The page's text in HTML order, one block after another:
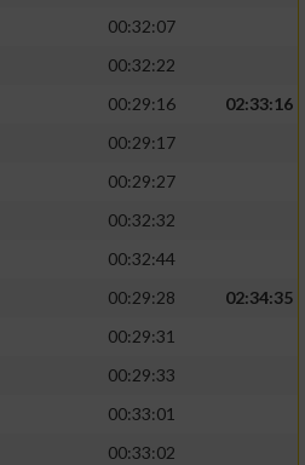
00:32:07
00:32:22
00:29:16
02:33:16
00:29:17
00:29:27
00:32:32
00:32:44
00:29:28
02:34:35
00:29:31
00:29:33
00:33:01
00:33:02
Statistiken
aus
zur Auswahl
angeforderten